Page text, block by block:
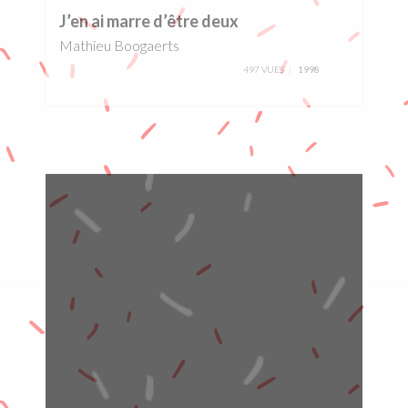
J’en ai marre d’être deux
Mathieu Boogaerts
497 VUES 1998